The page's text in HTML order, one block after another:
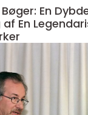
En
En